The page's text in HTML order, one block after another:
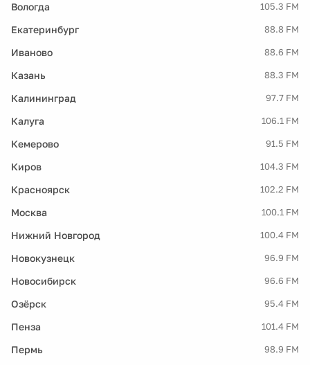
Вологда 105.3 FM
Екатеринбург 88.8 FM
Иваново 88.6 FM
Казань 88.3 FM
Калининград 97.7 FM
Калуга 106.1 FM
Кемерово 91.5 FM
Киров 104.3 FM
Красноярск 102.2 FM
Москва 100.1 FM
Нижний Новгород 100.4 FM
Новокузнецк 96.9 FM
Новосибирск 96.6 FM
Озёрск 95.4 FM
Пенза 101.4 FM
Пермь 98.9 FM